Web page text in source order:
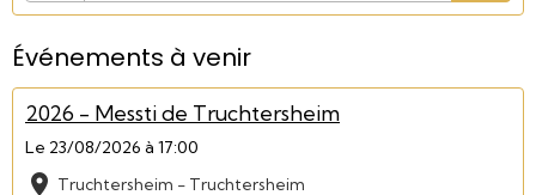
Événements à venir
2026 - Messti de Truchtersheim
Le 23/08/2026 à 17:00
Truchtersheim - Truchtersheim